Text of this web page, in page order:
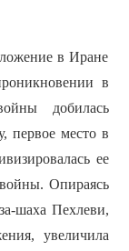
в Иране
в
добилась
первое место в
ее
Опираясь
шаха Пехлеви,
увеличила